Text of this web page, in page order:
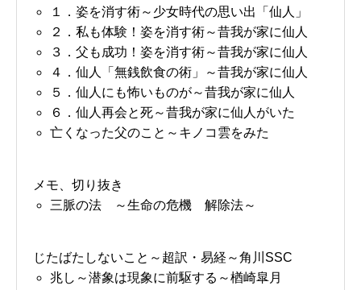
１．姿を消す術～少女時代の思い出「仙人」
２．私も体験！姿を消す術～昔我が家に仙人
３．父も成功！姿を消す術～昔我が家に仙人
４．仙人「無銭飲食の術」～昔我が家に仙人
５．仙人にも怖いものが～昔我が家に仙人
６．仙人再会と死～昔我が家に仙人がいた
亡くなった父のこと～キノコ雲をみた
メモ、切り抜き
三脈の法 ～生命の危機 解除法～
じたばたしないこと～超訳・易経～角川SSC
兆し～潜象は現象に前駆する～楢崎皐月